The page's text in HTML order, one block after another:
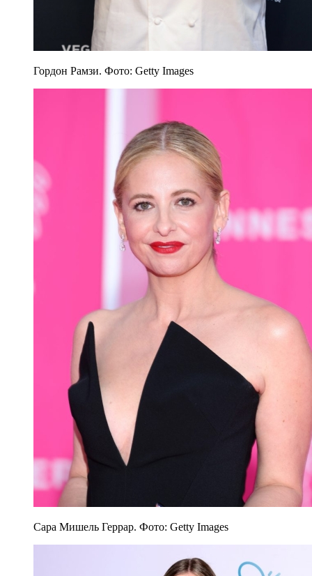
Гордон Рамзи. Фото: Getty Images
Сара Мишель Геррар. Фото: Getty Images